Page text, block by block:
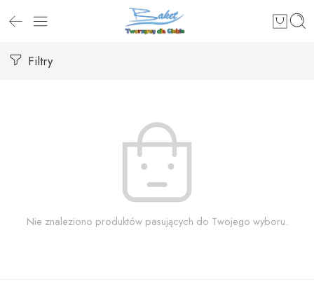
Filtry
Nie znaleziono produktów pasujących do Twojego wyboru.